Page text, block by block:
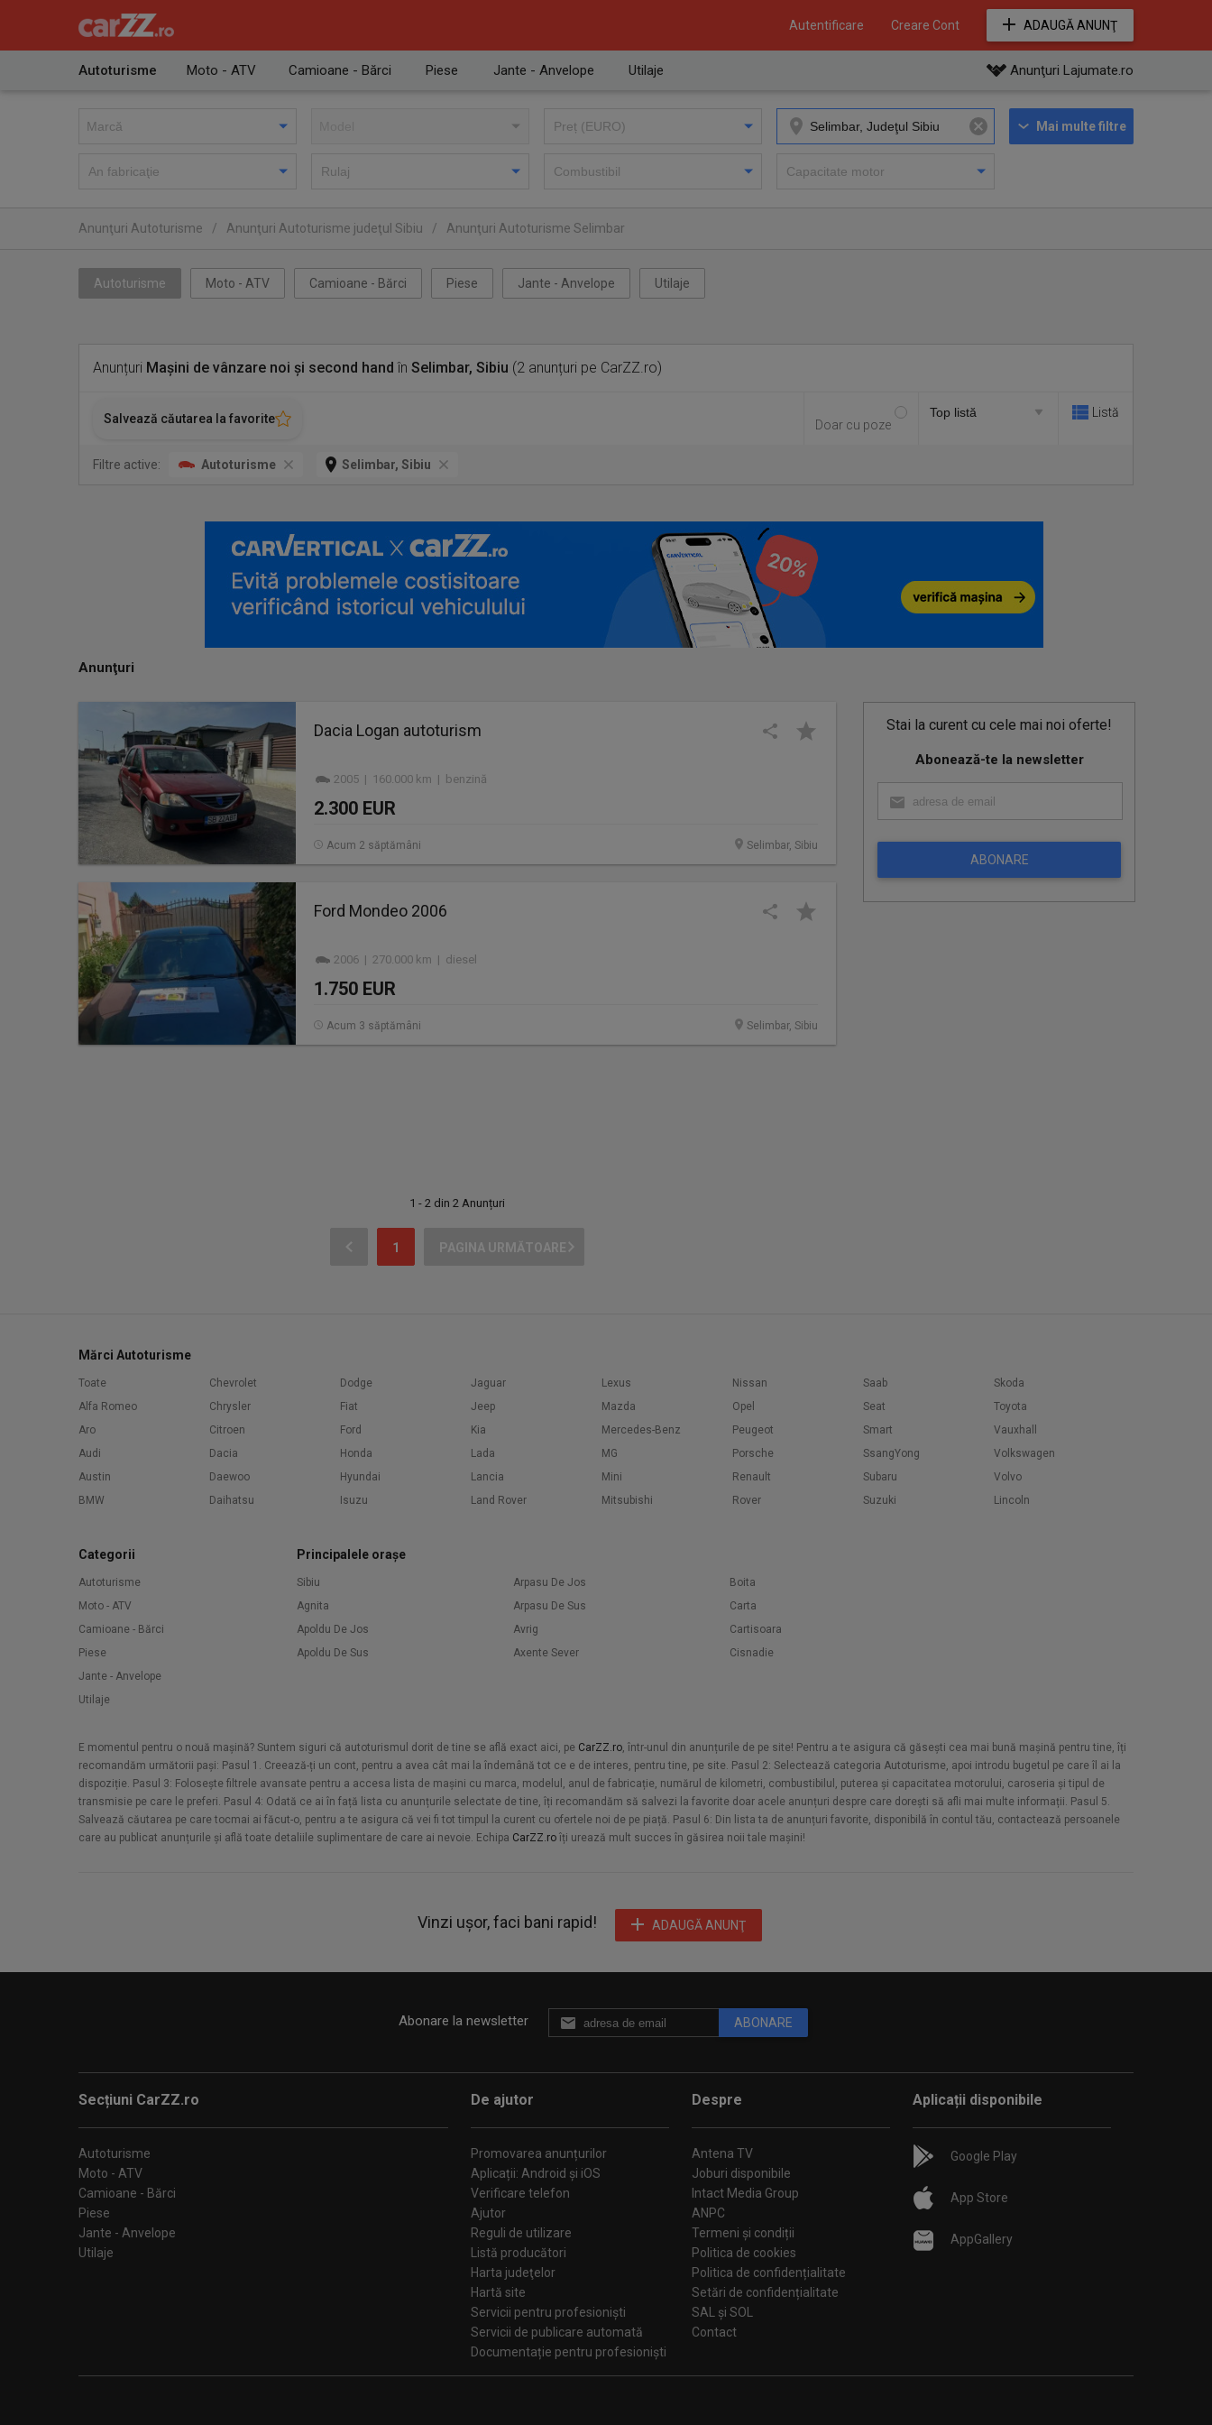
Autentificare Creare Cont ADAUGĂ ANUNŢ
Autoturisme Moto - ATV Camioane - Bărci Piese Jante - Anvelope Utilaje Anunţuri Lajumate.ro
Mai multe filtre
Anunţuri Autoturisme / Anunţuri Autoturisme judeţul Sibiu / Anunţuri Autoturisme Selimbar
Autoturisme Moto - ATV Camioane - Bărci Piese Jante - Anvelope Utilaje
Anunțuri Mașini de vânzare noi și second hand în Selimbar, Sibiu (2 anunțuri pe CarZZ.ro)
Salvează căutarea la favorite Doar cu poze
Listă
Filtre active: Autoturisme Selimbar, Sibiu
Stai la curent cu cele mai noi oferte!
Abonează-te la newsletter
ABONARE
Anunţuri
Dacia Logan autoturism
2005 | 160.000 km | benzină
2.300 EUR
Selimbar, Sibiu
Acum 2 săptămâni
Ford Mondeo 2006
2006 | 270.000 km | diesel
1.750 EUR
Selimbar, Sibiu
Acum 3 săptămâni
1 - 2 din 2 Anunțuri
1 PAGINA URMĂTOARE
Mărci Autoturisme
Toate
Alfa Romeo
Aro
Audi
Austin
BMW
Chevrolet
Chrysler
Citroen
Dacia
Daewoo
Daihatsu
Dodge
Fiat
Ford
Honda
Hyundai
Isuzu
Jaguar
Jeep
Kia
Lada
Lancia
Land Rover
Lexus
Mazda
Mercedes-Benz
MG
Mini
Mitsubishi
Nissan
Opel
Peugeot
Porsche
Renault
Rover
Saab
Seat
Smart
SsangYong
Subaru
Suzuki
Skoda
Toyota
Vauxhall
Volkswagen
Volvo
Lincoln
Categorii
Autoturisme
Moto - ATV
Camioane - Bărci
Piese
Jante - Anvelope
Utilaje
Principalele orașe
Sibiu
Agnita
Apoldu De Jos
Apoldu De Sus
Arpasu De Jos
Arpasu De Sus
Avrig
Axente Sever
Boita
Carta
Cartisoara
Cisnadie
E momentul pentru o nouă mașină? Suntem siguri că autoturismul dorit de tine se află exact aici, pe CarZZ.ro, într-unul din anunțurile de pe site! Pentru a te asigura că găsești cea mai bună mașină pentru tine, îți
recomandăm următorii pași: Pasul 1. Creează-ți un cont, pentru a avea cât mai la îndemână tot ce e de interes, pentru tine, pe site. Pasul 2: Selectează categoria Autoturisme, apoi introdu bugetul pe care îl ai la
dispoziție. Pasul 3: Folosește filtrele avansate pentru a accesa lista de mașini cu marca, modelul, anul de fabricație, numărul de kilometri, combustibilul, puterea și capacitatea motorului, caroseria și tipul de
transmisie pe care le preferi. Pasul 4: Odată ce ai în față lista cu anunțurile selectate de tine, îți recomandăm să salvezi la favorite doar acele anunțuri despre care dorești să afli mai multe informații. Pasul 5.
Salvează căutarea pe care tocmai ai făcut-o, pentru a te asigura că vei fi tot timpul la curent cu ofertele noi de pe piață. Pasul 6: Din lista ta de anunțuri favorite, disponibilă în contul tău, contactează persoanele
care au publicat anunțurile și află toate detaliile suplimentare de care ai nevoie. Echipa CarZZ.ro îți urează mult succes în găsirea noii tale mașini!
Vinzi ușor, faci bani rapid! ADAUGĂ ANUNŢ
Abonare la newsletter ABONARE
Secțiuni CarZZ.ro
Autoturisme
Moto - ATV
Camioane - Bărci
Piese
Jante - Anvelope
Utilaje
De ajutor
Promovarea anunțurilor
Aplicații: Android și iOS
Verificare telefon
Ajutor
Reguli de utilizare
Listă producători
Harta judeţelor
Hartă site
Servicii pentru profesioniști
Servicii de publicare automată
Documentație pentru profesioniști
Despre
Antena TV
Joburi disponibile
Intact Media Group
ANPC
Termeni și condiții
Politica de cookies
Politica de confidențialitate
Setări de confidențialitate
SAL și SOL
Contact
Aplicații disponibile
Google Play
App Store
AppGallery